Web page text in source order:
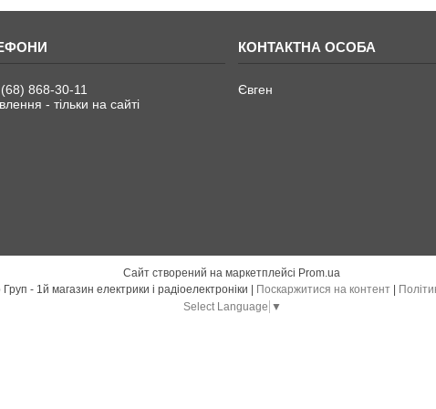
868-30-11
- тільки на сайті
Євген
Сайт створений на маркетплейсі Prom.ua
Поскаржитися на контент
Select Language ▼